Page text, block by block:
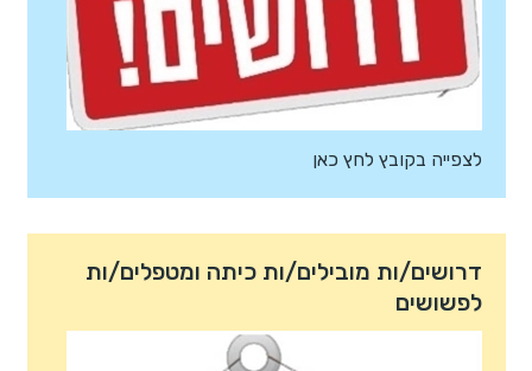
לצפייה בקובץ לחץ כאן
דרושים/ות מובילים/ות כיתה ומטפלים/ות
לפשושים